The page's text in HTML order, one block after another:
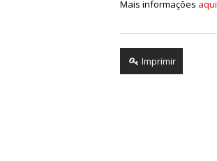
Mais informações aqui
Imprimir